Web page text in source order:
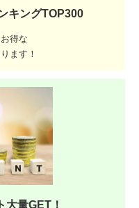
キングTOP300
得な
ます！
大量GET！